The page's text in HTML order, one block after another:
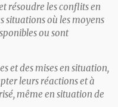
résoudre les conflits en
situations où les moyens
ou sont
et des mises en situation,
leurs réactions et à
même en situation de